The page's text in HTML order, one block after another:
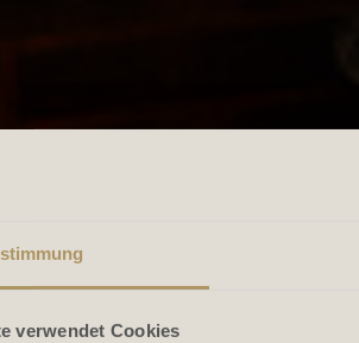
verwendet Cookies